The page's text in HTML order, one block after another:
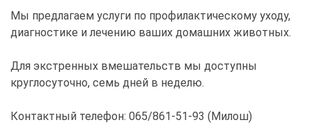
Мы предлагаем услуги по профилактическому уходу,
диагностике и лечению ваших домашних животных.
Для экстренных вмешательств мы доступны
круглосуточно, семь дней в неделю.
Контактный телефон: 065/861-51-93 (Милош)